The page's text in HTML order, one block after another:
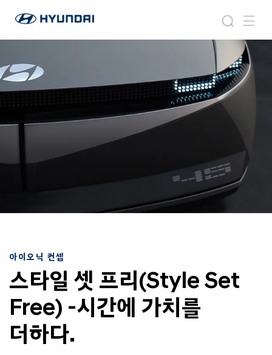
아
자
검
색
메
뉴
아이오닉 컨셉
스타일 셋 프리(Style Set
Free) -시간에 가치를
더하다.